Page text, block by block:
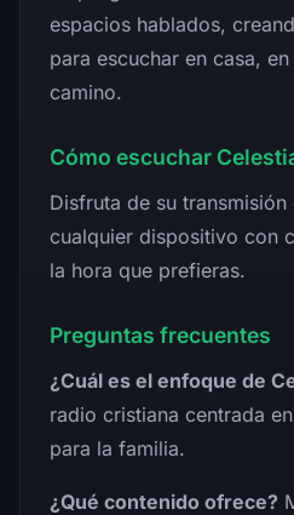
espacios hablados,
para escuchar en casa,
camino.
Cómo escuchar
Disfruta de su transmisión
cualquier dispositivo con
la hora que prefieras.
Preguntas frecuentes
¿Cuál es el enfoque de
radio cristiana centrada
para la familia.
¿Qué contenido ofrece?